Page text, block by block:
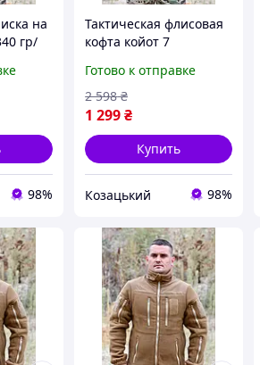
на
гр/
46
98%
Тактическая флисовая
кофта койот 7
армейская флиска
койот, мужская флиска
койот зсу 48 asovfji
Готово к отправке
1 299₴
2 598 ₴
Купить
Козацький 98%